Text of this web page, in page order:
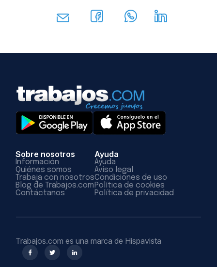
Sobre nosotros
Información
Quiénes somos
Trabaja con nosotros
Blog de Trabajos.com
Contáctanos
Ayuda
Ayuda
Aviso legal
Condiciones de uso
Política de cookies
Política de privacidad
Trabajos.com es una marca de Hispavista